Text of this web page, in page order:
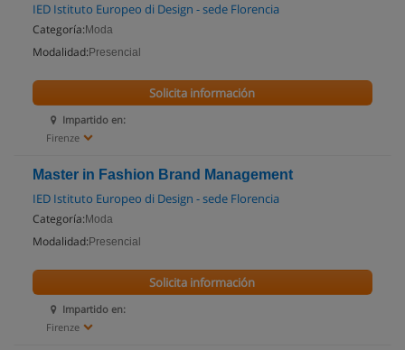
IED Istituto Europeo di Design - sede Florencia
Categoría: Moda
Modalidad: Presencial
Impartido en:
Firenze
Solicita información
Master in Fashion Brand Management
IED Istituto Europeo di Design - sede Florencia
Categoría: Moda
Modalidad: Presencial
Impartido en:
Firenze
Solicita información